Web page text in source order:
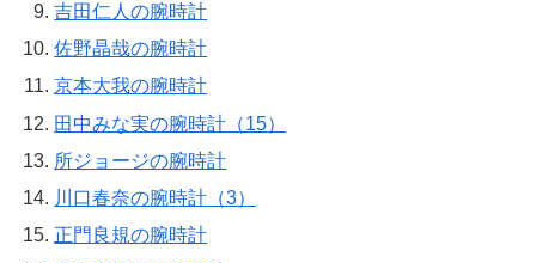
吉田仁人の腕時計
佐野晶哉の腕時計
京本大我の腕時計
田中みな実の腕時計（15）
所ジョージの腕時計
川口春奈の腕時計（3）
正門良規の腕時計